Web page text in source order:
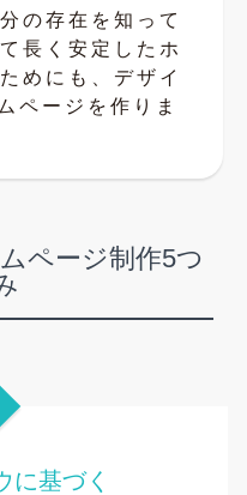
の存在を知って
長く安定したホ
めにも、デザイ
ページを作りま
ページ制作5つ
に基づく